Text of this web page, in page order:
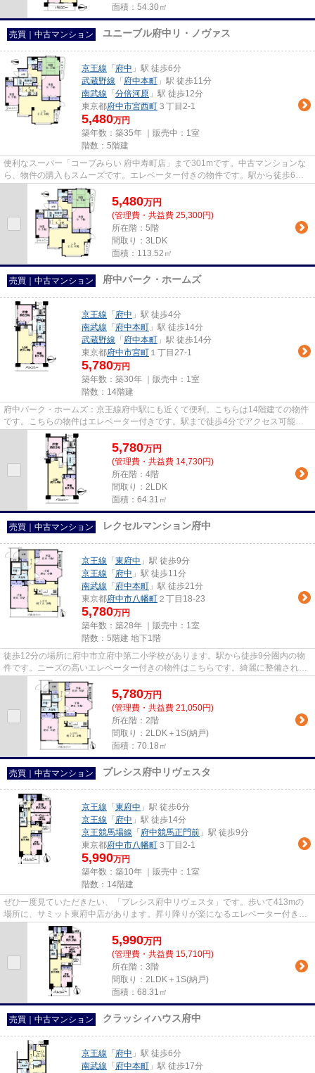
面積：54.30㎡
売買｜中古マンション ユニーブル府中リ・ノヴァス
京王線 「 府中 」駅 徒歩6分
武蔵野線 「 府中本町 」駅 徒歩11分
南武線 「 分倍河原 」駅 徒歩12分
東京都府中市宮西町 ３丁目2-1
5,480万円
築年数：築35年 ｜販売中： 1室
階数：5階建
便利なスーパー「コープみらい 府中寿町店」まで301mです。中古マンションな
ら、物件の購入もスムーズです。エレベーター付きの物件です。駅から徒歩6分
圏内に立地しています。当社は...
5,480万円
(管理費・共益費 25,300円)
所在階：5階
間取り：3LDK
面積：113.52㎡
売買｜中古マンション 府中パーク・ホームズ
京王線 「 府中 」駅 徒歩4分
南武線 「 府中本町 」駅 徒歩14分
武蔵野線 「 府中本町 」駅 徒歩14分
東京都府中市宮町 １丁目27-1
5,780万円
築年数：築30年 ｜販売中： 1室
階数：14階建
府中パーク・ホームズ：京王線府中駅にも近くて便利。こちらは14階建ての物件
です。こちらの物件はエレベーター付きです。駅まで徒歩4分でアクセス可能な
物件です。不動産のことでお悩...
5,780万円
(管理費・共益費 14,730円)
所在階：4階
間取り：2LDK
面積：64.31㎡
売買｜中古マンション レクセルマンション府中
京王線 「 東府中 」駅 徒歩9分
京王線 「 府中 」駅 徒歩11分
南武線 「 府中本町 」駅 徒歩21分
東京都府中市八幡町 ２丁目18-23
5,780万円
築年数：築28年 ｜販売中： 1室
階数：5階建 地下1階
徒歩12分の場所に府中市立府中第二小学校があります。駅から徒歩9分圏内の物
件です。ニーズの高いエレベーター付きの物件はこちらです。綺麗に整備された
中古マンションで清潔感を感じ...
5,780万円
(管理費・共益費 21,050円)
所在階：2階
間取り：2LDK＋1S(納戸)
面積：70.18㎡
売買｜中古マンション プレシス府中リヴェスタ
京王線 「 東府中 」駅 徒歩6分
京王線 「 府中 」駅 徒歩14分
京王競馬場線 「 府中競馬正門前 」駅 徒歩9分
東京都府中市八幡町 ３丁目2-1
5,990万円
築年数：築10年 ｜販売中： 1室
階数：14階建
ぜひ一度見ていただきたい、「プレシス府中リヴェスタ」です。歩いて413mの
場所に、サミット東府中店があります。昇り降りが楽になるエレベーター付きの
物件です。こちらは14階建ての...
5,990万円
(管理費・共益費 15,710円)
所在階：3階
間取り：2LDK＋1S(納戸)
面積：68.31㎡
売買｜中古マンション クラッシィハウス府中
京王線 「 府中 」駅 徒歩6分
南武線 「 府中本町 」駅 徒歩17分